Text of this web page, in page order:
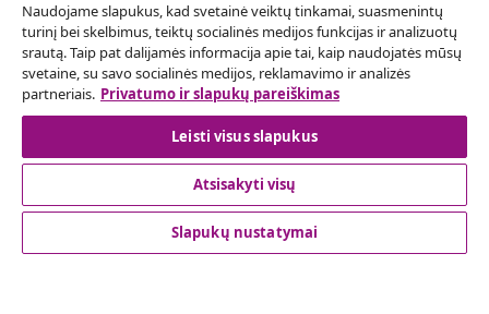
Sutarties atsisakymas
Pateikite prašymą atsisakyti užsakymo.
Sutarties atsisakymas
Klientų aptarnavimas
Naudojame slapukus, kad svetainė veiktų tinkamai, suasmenintų
turinį bei skelbimus, teiktų socialinės medijos funkcijas ir analizuotų
srautą. Taip pat dalijamės informacija apie tai, kaip naudojatės mūsų
svetaine, su savo socialinės medijos, reklamavimo ir analizės
partneriais. Privatumo ir slapukų pareiškimas
Leisti visus slapukus
Atsisakyti visų
Slapukų nustatymai